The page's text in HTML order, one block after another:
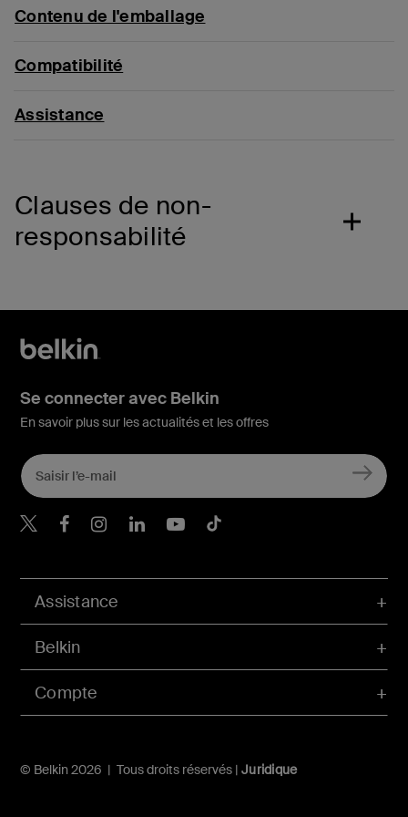
Contenu de l'emballage
Compatibilité
Assistance
Clauses de non-
responsabilité
Compte
Assistance
Belkin
© Belkin 2026 | Tous droits réservés | Juridique
Se connecter avec Belkin
En savoir plus sur les actualités et les offres
Belkin Twitter
Belkin Facebook
Belkin Instagram
Belkin LinkedIn
Belkin Youtube
Belkin TikTok